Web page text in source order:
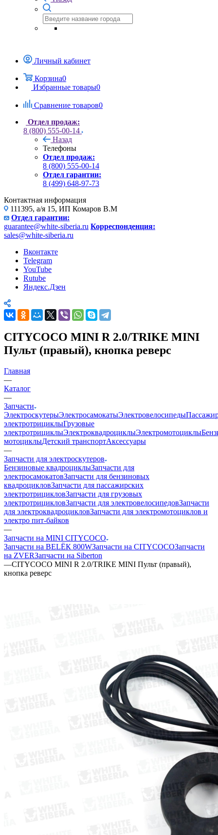
Личный кабинет
Корзина0
Избранные товары0
Сравнение товаров0
Отдел продаж:
8 (800) 555-00-14
Назад
Телефоны
Отдел продаж:
8 (800) 555-00-14
Отдел гарантии:
8 (499) 648-97-73
Контактная информация
111395, а/я 15, ИП Комаров В.М
Отдел гарантии:
guarantee@white-siberia.ru Корреспонденция:
sales@white-siberia.ru
Вконтакте
Telegram
YouTube
Rutube
Яндекс.Дзен
CITYCOCO MINI R 2.0/TRIKE MINI
Пульт (правый), кнопка реверс
Главная
—
Каталог
—
Запчасти
ЭлектроскутерыЭлектросамокатыЭлектровелосипеды
электротрициклыГрузовые
электротрициклыЭлектроквадроциклыЭлектромотоциклы
мотоциклыДетский транспортАксессуары
—
Запчасти для электроскутеров
Бензиновые квадроциклыЗапчасти для
электросамокатовЗапчасти для бензиновых
квадроцикловЗапчасти для пассажирских
электротрицикловЗапчасти для грузовых
электротрицикловЗапчасти для электровелосипедовЗапчасти
для электроквадроцикловЗапчасти для электромотоциклов и
электро пит-байков
—
Запчасти на MINI CITYCOCO
Запчасти на BELЁК 800WЗапчасти на CITYCOCOЗапчасти
на ZVERЗапчасти на Siberton
—CITYCOCO MINI R 2.0/TRIKE MINI Пульт (правый),
кнопка реверс